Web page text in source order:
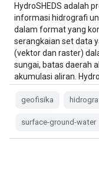
HydroSHEDS adalah
informasi hidrografi
dalam format yang
serangkaian set data
(vektor dan raster)
sungai, batas daerah
akumulasi aliran.
geofisika
surface-ground-water